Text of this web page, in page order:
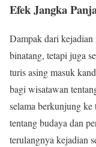
Efek Jangka
Dampak dari
binatang, tetapi juga
turis asing masuk
bagi wisatawan
selama berkunjung
tentang budaya dan
terulangnya kejadian